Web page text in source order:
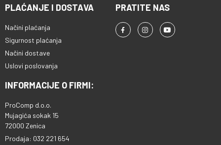
PLAĆANJE I DOSTAVA
Načini plaćanja
Sigurnost plaćanja
Načini dostave
Uslovi poslovanja
PRATITE NAS
INFORMACIJE O FIRMI:
ProComp d.o.o.
Mujagića sokak 15
72000 Zenica
Prodaja: 032 221 654